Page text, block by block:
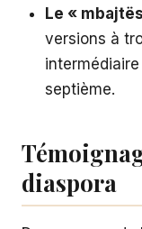
Le «
versions à
septième.
diaspora